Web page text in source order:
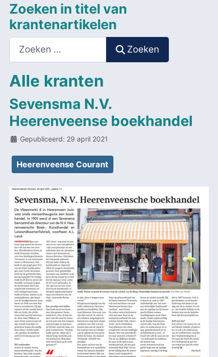
Zoeken in titel van
krantenartikelen
Zoeken
Zoeken
Alle kranten
Sevensma N.V.
Heerenveense boekhandel
Details
Gepubliceerd: 29 april 2021
Heerenveense Courant